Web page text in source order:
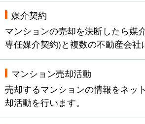
媒介契約
マンションの売却を決断したら媒
専任媒介契約)と複数の不動産会社
マンション売却活動
売却するマンションの情報をネッ
却活動を行います。